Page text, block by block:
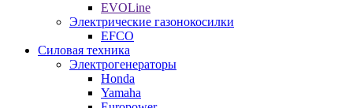
EVOLine
Электрические газонокосилки
EFCO
Силовая техника
Электрогенераторы
Honda
Yamaha